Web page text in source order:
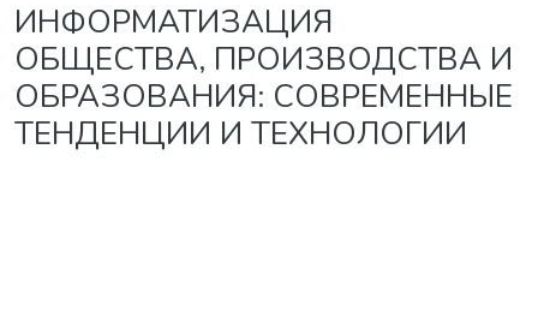
ИНФОРМАТИЗАЦИЯ
ОБЩЕСТВА, ПРОИЗВОДСТВА И
ОБРАЗОВАНИЯ: СОВРЕМЕННЫЕ
ТЕНДЕНЦИИ И ТЕХНОЛОГИИ